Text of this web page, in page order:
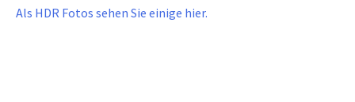
Als HDR Fotos sehen Sie einige hier.